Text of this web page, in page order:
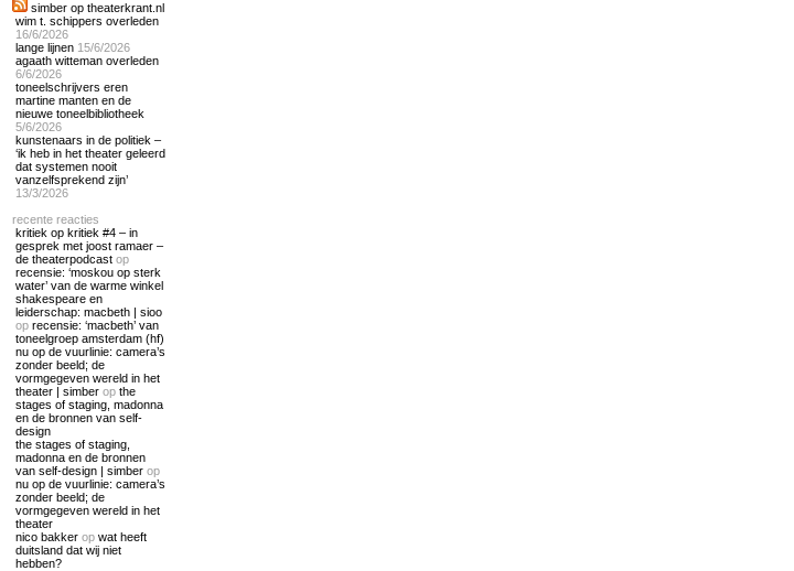
simber op theaterkrant.nl
wim t. schippers overleden
16/6/2026
lange lijnen 15/6/2026
agaath witteman overleden
6/6/2026
toneelschrijvers eren
martine manten en de
nieuwe toneelbibliotheek
5/6/2026
kunstenaars in de politiek –
‘ik heb in het theater geleerd
dat systemen nooit
vanzelfsprekend zijn’
13/3/2026
recente reacties
kritiek op kritiek #4 – in
gesprek met joost ramaer –
de theaterpodcast op
recensie: ‘moskou op sterk
water’ van de warme winkel
shakespeare en
leiderschap: macbeth | sioo
op recensie: ‘macbeth’ van
toneelgroep amsterdam (hf)
nu op de vuurlinie: camera’s
zonder beeld; de
vormgegeven wereld in het
theater | simber op the
stages of staging, madonna
en de bronnen van self-
design
the stages of staging,
madonna en de bronnen
van self-design | simber op
nu op de vuurlinie: camera’s
zonder beeld; de
vormgegeven wereld in het
theater
nico bakker op wat heeft
duitsland dat wij niet
hebben?